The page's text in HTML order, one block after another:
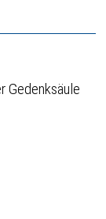
Gedenksäule